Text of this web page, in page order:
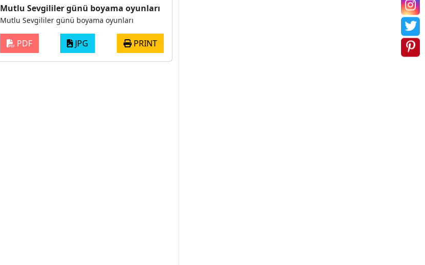
Mutlu Sevgililer günü boyama oyunları
Mutlu Sevgililer günü boyama oyunları
PDF JPG PRINT